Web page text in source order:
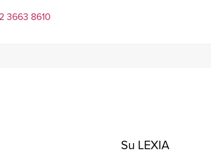
3663 8610
Su LEXIA